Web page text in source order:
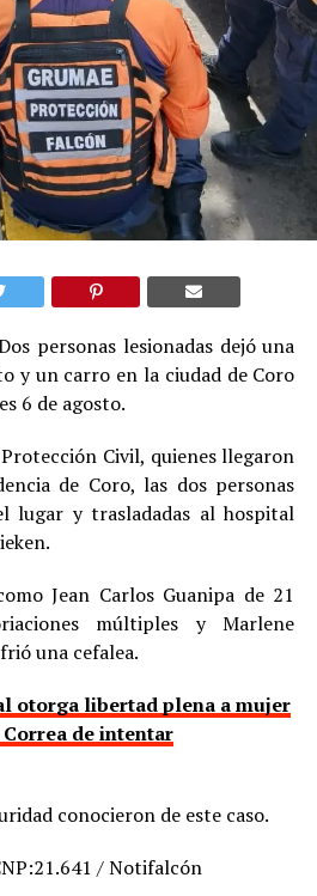
personas lesionadas dejó una
y un carro en la ciudad de Coro
6 de agosto.
Civil, quienes llegaron
de Coro, las dos personas
lugar y trasladadas al hospital
Jean Carlos Guanipa de 21
múltiples y Marlene
una cefalea.
otorga libertad plena a mujer
de intentar
conocieron de este caso.
/ Notifalcón